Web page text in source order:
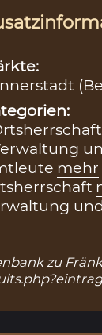
mehr
zu